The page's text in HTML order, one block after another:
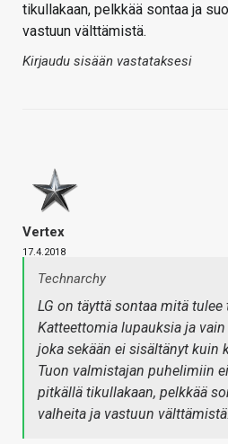
tikullakaan, pelkkää sontaa ja
vastuun välttämistä.
Kirjaudu sisään vastataksesi
Vertex
17.4.2018
Technarchy
LG on täyttä sontaa mitä
Katteettomia lupauksia ja
joka sekään ei sisältänyt kuin
Tuon valmistajan puhelimiin
pitkällä tikullakaan, pelkkää
valheita ja vastuun välttämistä.